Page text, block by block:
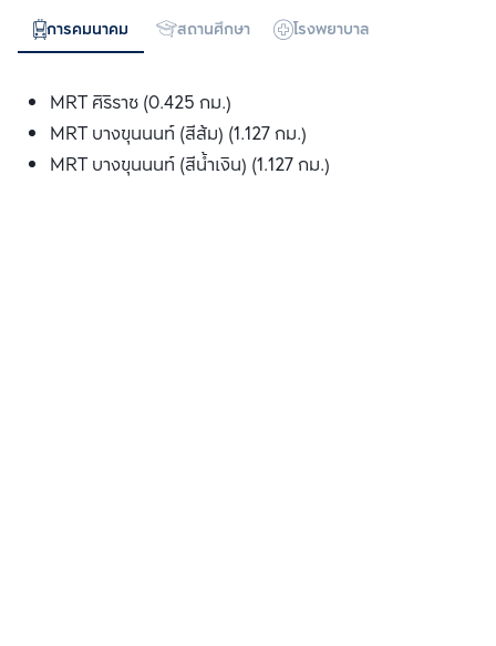
การคมนาคม สถานศึกษา โรงพยาบาล
MRT ศิริราช (0.425 กม.)
MRT บางขุนนนท์ (สีส้ม) (1.127 กม.)
MRT บางขุนนนท์ (สีน้ำเงิน) (1.127 กม.)